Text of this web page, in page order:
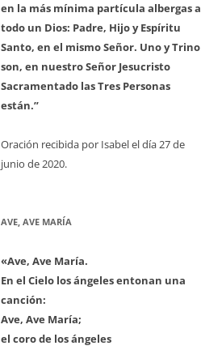
en la más mínima partícula albergas a
todo un Dios: Padre, Hijo y Espíritu
Santo, en el mismo Señor. Uno y Trino
son, en nuestro Señor Jesucristo
Sacramentado las Tres Personas
están.”
Oración recibida por Isabel el día 27 de
junio de 2020.
AVE, AVE MARÍA
«Ave, Ave María.
En el Cielo los ángeles entonan una
canción:
Ave, Ave María;
el coro de los ángeles